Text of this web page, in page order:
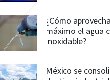
¿Cómo
máximo el agua
inoxidable?
México se